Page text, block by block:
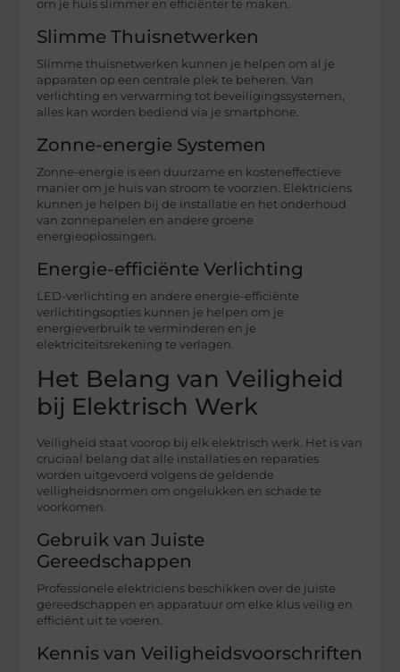
om je huis slimmer en efficiënter te maken.
Slimme Thuisnetwerken
Slimme thuisnetwerken kunnen je helpen om al je
apparaten op een centrale plek te beheren. Van
verlichting en verwarming tot beveiligingssystemen,
alles kan worden bediend via je smartphone.
Zonne-energie Systemen
Zonne-energie is een duurzame en kosteneffectieve
manier om je huis van stroom te voorzien. Elektriciens
kunnen je helpen bij de installatie en het onderhoud
van zonnepanelen en andere groene
energieoplossingen.
Energie-efficiënte Verlichting
LED-verlichting en andere energie-efficiënte
verlichtingsopties kunnen je helpen om je
energieverbruik te verminderen en je
elektriciteitsrekening te verlagen.
Het Belang van Veiligheid
bij Elektrisch Werk
Veiligheid staat voorop bij elk elektrisch werk. Het is van
cruciaal belang dat alle installaties en reparaties
worden uitgevoerd volgens de geldende
veiligheidsnormen om ongelukken en schade te
voorkomen.
Gebruik van Juiste
Gereedschappen
Professionele elektriciens beschikken over de juiste
gereedschappen en apparatuur om elke klus veilig en
efficiënt uit te voeren.
Kennis van Veiligheidsvoorschriften